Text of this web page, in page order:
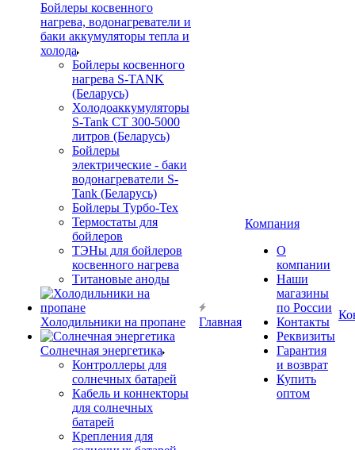
Бойлеры косвенного
нагрева, водонагреватели и
баки аккумуляторы тепла и
холода
Бойлеры косвенного
нагрева S-TANK
(Беларусь)
Холодоаккумуляторы
S-Tank СТ 300-5000
литров (Беларусь)
Бойлеры
электрические - баки
водонагреватели S-
Tank (Беларусь)
Бойлеры Турбо-Тех
Термостаты для
бойлеров
ТЭНы для бойлеров
косвенного нагрева
Титановые аноды
Холодильники на пропане
Солнечная энергетика
Контроллеры для
солнечных батарей
Кабель и коннекторы
для солнечных
батарей
Крепления для
Главная
Компания
О
компании
Наши
магазины
по России
Контакты
Реквизиты
Гарантия
и возврат
Купить
оптом